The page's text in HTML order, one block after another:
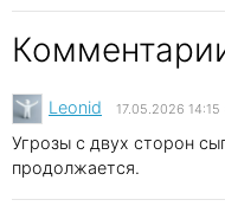
Leonid 17.05.2026 14:15
Угрозы с двух сторон
продолжается.